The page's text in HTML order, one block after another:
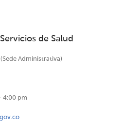
de Salud
Administrativa)
4:00 pm